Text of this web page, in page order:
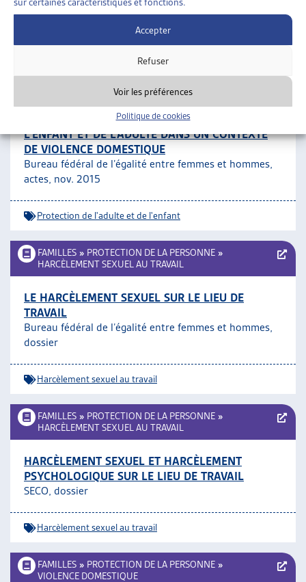
Accepter
Refuser
Voir les préférences
Politique de cookies
FAMILLES»PROTECTION DE LA PERSONNE»
CONGRÈS NATIONAL 2015 – PROTECTION DE
L’ENFANT ET DE L’ADULTE DANS UN CONTEXTE
DE VIOLENCE DOMESTIQUE
Bureau fédéral de l’égalité entre femmes et hommes,
actes, nov. 2015
Protection de l'adulte et de l'enfant
FAMILLES » PROTECTION DE LA PERSONNE »
HARCÈLEMENT SEXUEL AU TRAVAIL
LE HARCÈLEMENT SEXUEL SUR LE LIEU DE
TRAVAIL
Bureau fédéral de l’égalité entre femmes et hommes,
dossier
Harcèlement sexuel au travail
FAMILLES » PROTECTION DE LA PERSONNE »
HARCÈLEMENT SEXUEL AU TRAVAIL
HARCÈLEMENT SEXUEL ET HARCÈLEMENT
PSYCHOLOGIQUE SUR LE LIEU DE TRAVAIL
SECO, dossier
Harcèlement sexuel au travail
FAMILLES » PROTECTION DE LA PERSONNE »
VIOLENCE DOMESTIQUE